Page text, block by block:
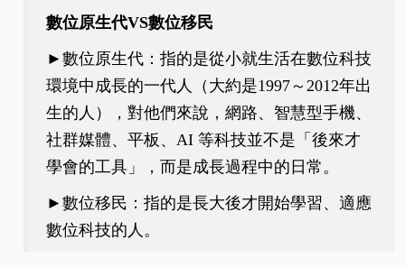
數位原生代VS數位移民
►數位原生代：指的是從小就生活在數位科技
環境中成長的一代人（大約是1997～2012年出
生的人），對他們來說，網路、智慧型手機、
社群媒體、平板、AI 等科技並不是「後來才
學會的工具」，而是成長過程中的日常。
►數位移民：指的是長大後才開始學習、適應
數位科技的人。